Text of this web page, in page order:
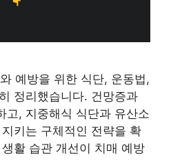
예방을 위한 식단, 운동법,
정리했습니다. 건망증과
고, 지중해식 식단과 유산소
키는 구체적인 전략을 확
활 습관 개선이 치매 예방